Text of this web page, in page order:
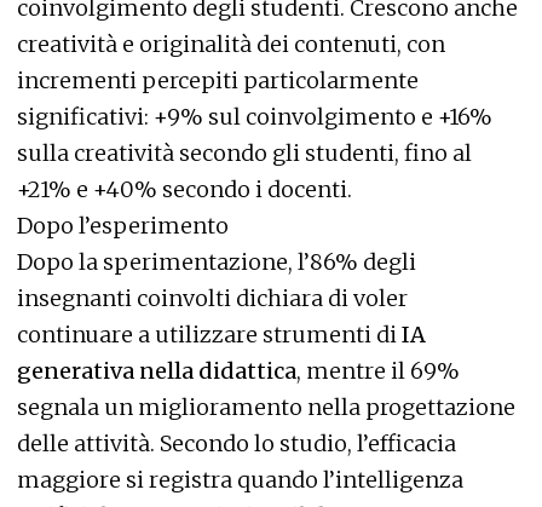
coinvolgimento degli studenti. Crescono anche
creatività e originalità dei contenuti, con
incrementi percepiti particolarmente
significativi: +9% sul coinvolgimento e +16%
sulla creatività secondo gli studenti, fino al
+21% e +40% secondo i docenti.
Dopo l’esperimento
Dopo la sperimentazione, l’86% degli
insegnanti coinvolti dichiara di voler
continuare a utilizzare strumenti diIA
generativa nella didattica, mentre il 69%
segnala un miglioramento nella progettazione
delle attività. Secondo lo studio, l’efficacia
maggiore si registra quando l’intelligenza